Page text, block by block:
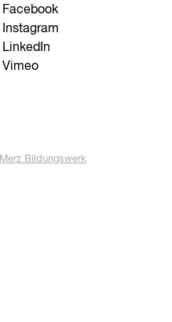
Facebook
Instagram
LinkedIn
Vimeo
Merz Bildungswerk